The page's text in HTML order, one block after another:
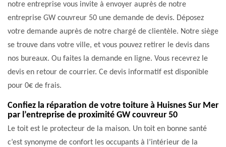
notre entreprise vous invite à envoyer auprès de notre
entreprise GW couvreur 50 une demande de devis. Déposez
votre demande auprès de notre chargé de clientèle. Notre siège
se trouve dans votre ville, et vous pouvez retirer le devis dans
nos bureaux. Ou faites la demande en ligne. Vous recevrez le
devis en retour de courrier. Ce devis informatif est disponible
pour 0€ de frais.
Confiez la réparation de votre toiture à Huisnes Sur Mer
par l’entreprise de proximité GW couvreur 50
Le toit est le protecteur de la maison. Un toit en bonne santé
c’est synonyme de confort les occupants à l’intérieur de la